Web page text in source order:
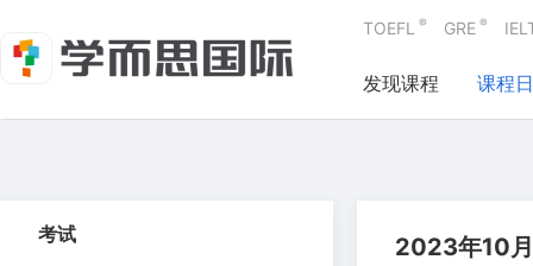
TOEFL ® GRE ®
发现课程 课程
考试 2023年10